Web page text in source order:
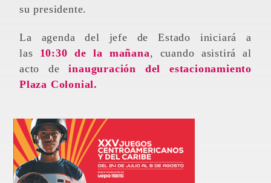
su presidente.
La agenda del jefe de Estado iniciará a
las 10:30 de la mañana, cuando asistirá al
acto deinauguración del estacionamiento
Plaza Colonial.